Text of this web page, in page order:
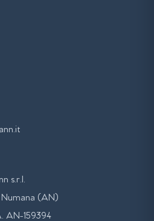
s.r.l.
(AN)
AN-159394